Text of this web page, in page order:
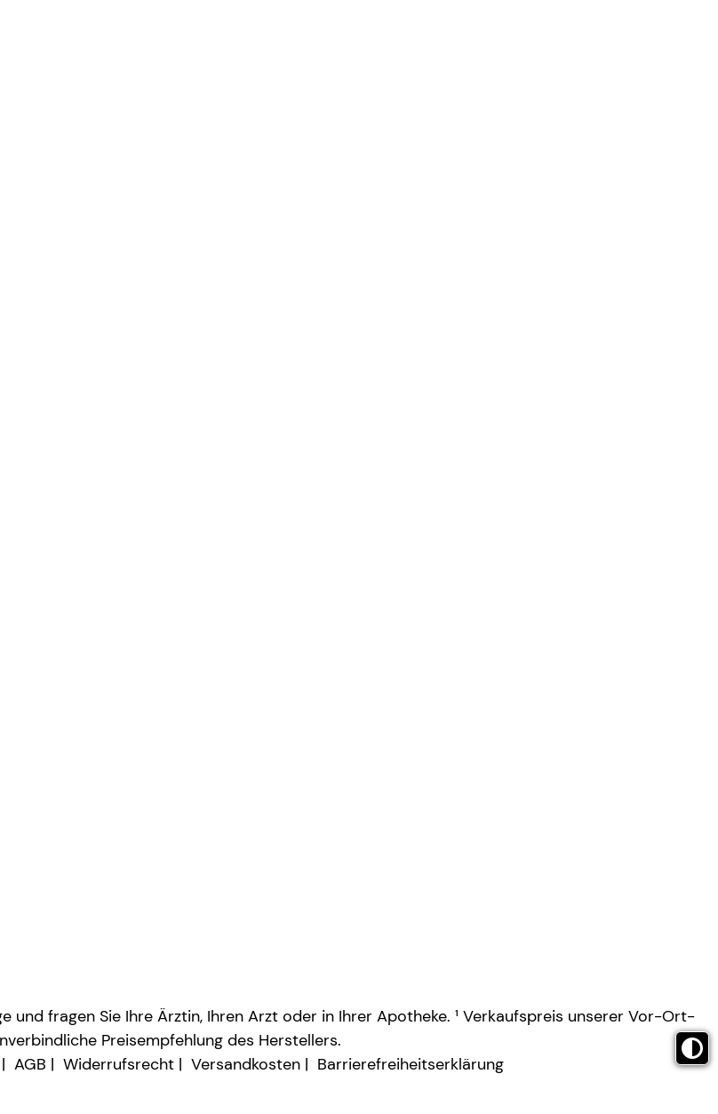
und fragen Sie Ihre Ärztin, Ihren Arzt oder in Ihrer Apotheke. ¹ Verkaufspreis unserer Vor-Ort-
Preisempfehlung des Herstellers.
AGB Widerrufsrecht Versandkosten Barrierefreiheitserklärung